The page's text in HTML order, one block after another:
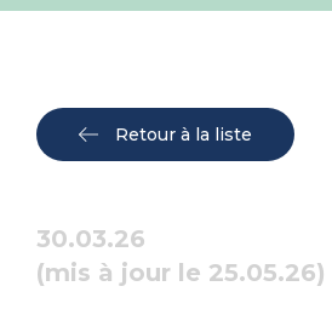
Retour à la liste
30.03.26
(mis à jour le 25.05.26)